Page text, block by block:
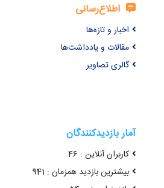
اطلاع‌رسانی
اخبار و تازه‌ها
مقالات و یادداشت‌ها
گالری تصاویر
آمار بازدیدکنندگان
کاربران آنلاین : 46
بیشترین بازدید همزمان : 941